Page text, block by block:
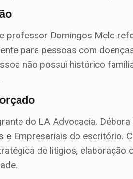
professor Domingos Melo
para pessoas com
não possui histórico
do LA Advocacia,
e Empresariais do escritório.
de litígios, elaboração